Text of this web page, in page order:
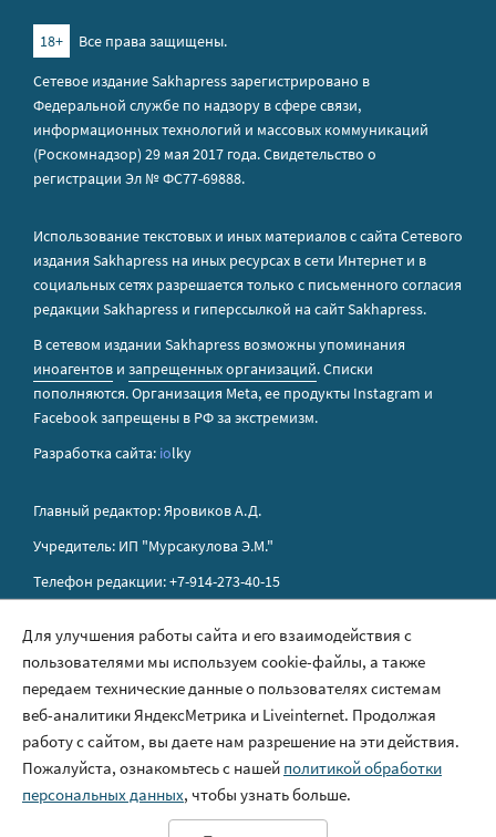
18+
Все права защищены.
Сетевое издание Sakhapress зарегистрировано в
Федеральной службе по надзору в сфере связи,
информационных технологий и массовых коммуникаций
(Роскомнадзор) 29 мая 2017 года. Свидетельство о
регистрации Эл № ФС77-69888.
Использование текстовых и иных материалов с сайта Сетевого
издания Sakhapress на иных ресурсах в сети Интернет и в
социальных сетях разрешается только с письменного согласия
редакции Sakhapress и гиперссылкой на сайт Sakhapress.
В сетевом издании Sakhapress возможны упоминания
иноагентов и запрещенных организаций. Списки
пополняются. Организация Metа, ее продукты Instagram и
Facebook запрещены в РФ за экстремизм.
Разработка сайта: iolky
Главный редактор: Яровиков А.Д.
Учредитель: ИП "Мурсакулова Э.М."
Телефон редакции: +7-914-273-40-15
Правила сайта
Политика обработки персональных данных
Размещение рекламы
Контакты
Для улучшения работы сайта и его взаимодействия с
пользователями мы используем cookie-файлы, а также
передаем технические данные о пользователях системам
веб-аналитики ЯндексМетрика и Liveinternet. Продолжая
работу с сайтом, вы даете нам разрешение на эти действия.
Пожалуйста, ознакомьтесь с нашей политикой обработки
персональных данных, чтобы узнать больше.